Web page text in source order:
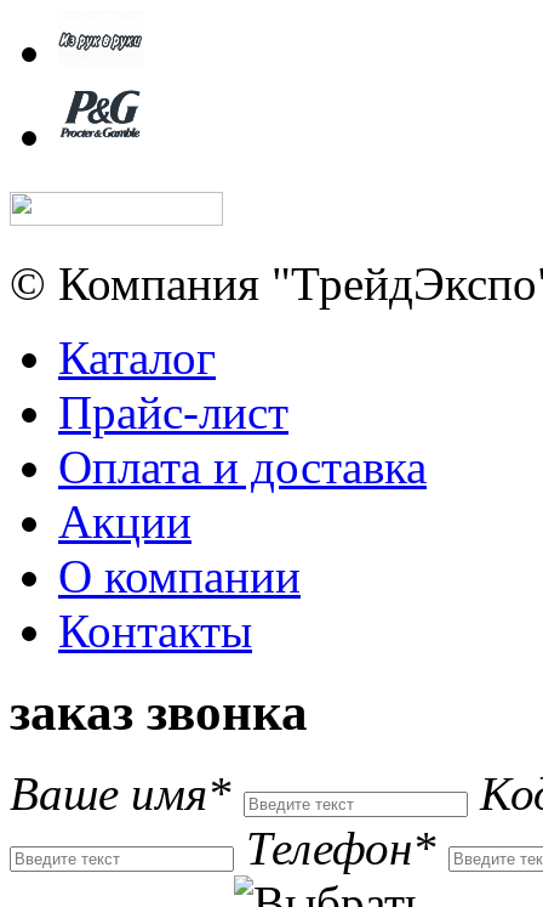
© Компания
Каталог
Прайс-лист
Оплата и доставка
Акции
О компании
Контакты
заказ звонка
Ваше имя*
Телефон*